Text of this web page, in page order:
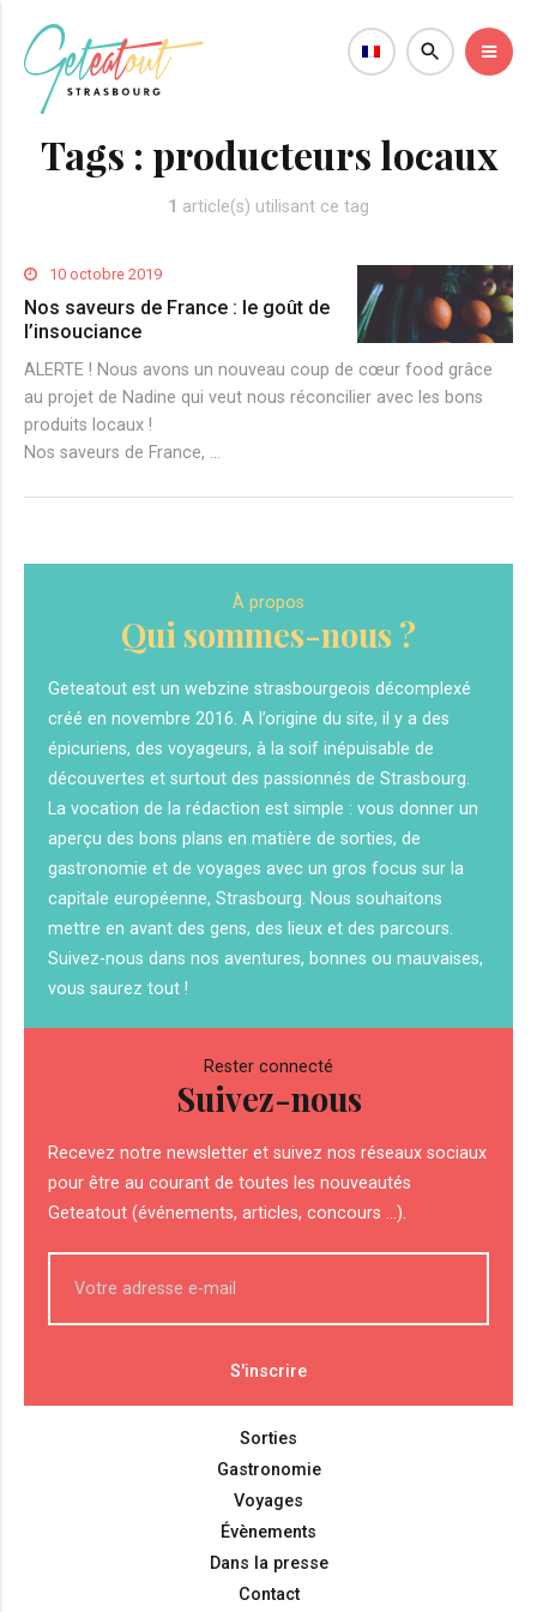
Tags : producteurs locaux
1 article(s) utilisant ce tag
10 octobre 2019
Nos saveurs de France : le goût de
l’insouciance
ALERTE ! Nous avons un nouveau coup de cœur food grâce
au projet de Nadine qui veut nous réconcilier avec les bons
produits locaux !
Nos saveurs de France, …
À propos
Qui sommes-nous ?
Geteatout est un webzine strasbourgeois décomplexé
créé en novembre 2016. A l’origine du site, il y a des
épicuriens, des voyageurs, à la soif inépuisable de
découvertes et surtout des passionnés de Strasbourg.
La vocation de la rédaction est simple : vous donner un
aperçu des bons plans en matière de sorties, de
gastronomie et de voyages avec un gros focus sur la
capitale européenne, Strasbourg. Nous souhaitons
mettre en avant des gens, des lieux et des parcours.
Suivez-nous dans nos aventures, bonnes ou mauvaises,
vous saurez tout !
Rester connecté
Suivez-nous
Recevez notre newsletter et suivez nos réseaux sociaux
pour être au courant de toutes les nouveautés
Geteatout (événements, articles, concours ...).
Sorties
Gastronomie
Voyages
Évènements
Dans la presse
Contact